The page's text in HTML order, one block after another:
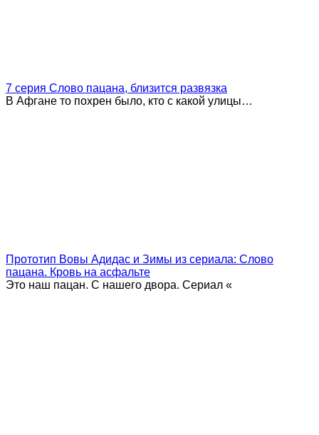
7 серия Слово пацана, близится развязка
В Афгане то похрен было, кто с какой улицы…
Прототип Вовы Адидас и Зимы из сериала: Слово
пацана. Кровь на асфальте
Это наш пацан. С нашего двора. Сериал «